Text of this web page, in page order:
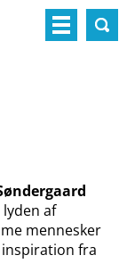
af
mennesker
fra